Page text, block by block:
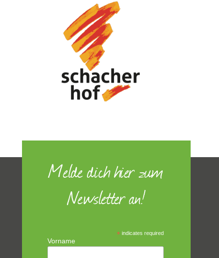
Melde dich hier zum
Newsletter an!
* indicates required
Vorname